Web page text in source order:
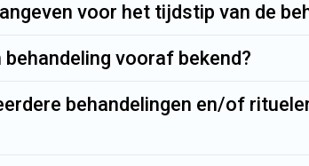
voor het tijdstip van de
vooraf bekend?
behandelingen en/of